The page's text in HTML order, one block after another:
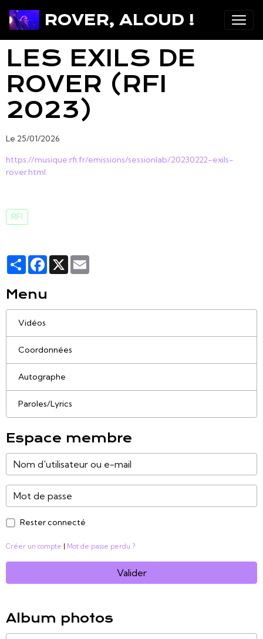
ROVER, ALOUD !
LES EXILS DE
ROVER (RFI
2023)
Le 25/01/2026
https://musique.rfi.fr/emissions/sessionlab/20230222-exils-
rover.html
RFI
PartagerFacebook
X
Menu
Vidéos
Coordonnées
Autographe
Paroles/Lyrics
Espace membre
Rester connecté
Créer un compte Mot de passe perdu ?
Valider
Album photos